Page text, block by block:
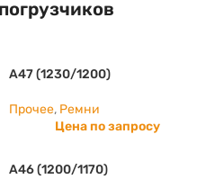
А47 (1230/1200)
Прочее, Ремни
Цена по запросу
А46 (1200/1170)